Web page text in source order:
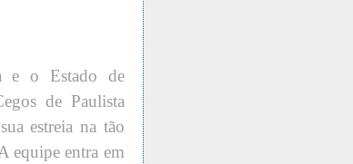
e o Estado de
de Paulista
estreia na tão
equipe entra em